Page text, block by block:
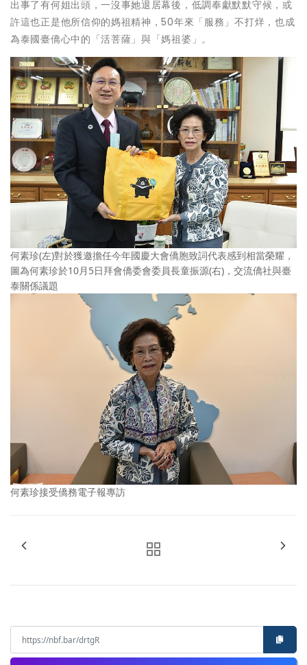
出事了有何姐出頭，一沒事她退居幕後，低調奉獻默默守候，或
許這也正是他所信仰的媽祖精神，50年來「服務」不打烊，也成
為泰國臺僑心中的「活菩薩」與「媽祖婆」。
何素珍(左)對於獲邀擔任今年國慶大會僑胞致詞代表感到相當榮耀，
圖為何素珍於10月5日拜會僑委會委員長童振源(右)，交流僑社與臺
泰關係議題
何素珍接受僑務電子報專訪